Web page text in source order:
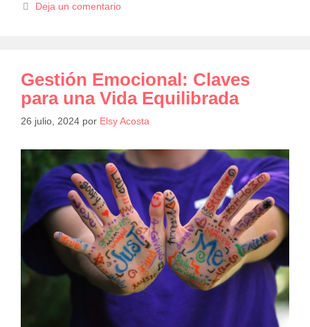
Deja un comentario
Gestión Emocional: Claves
para una Vida Equilibrada
26 julio, 2024 por Elsy Acosta